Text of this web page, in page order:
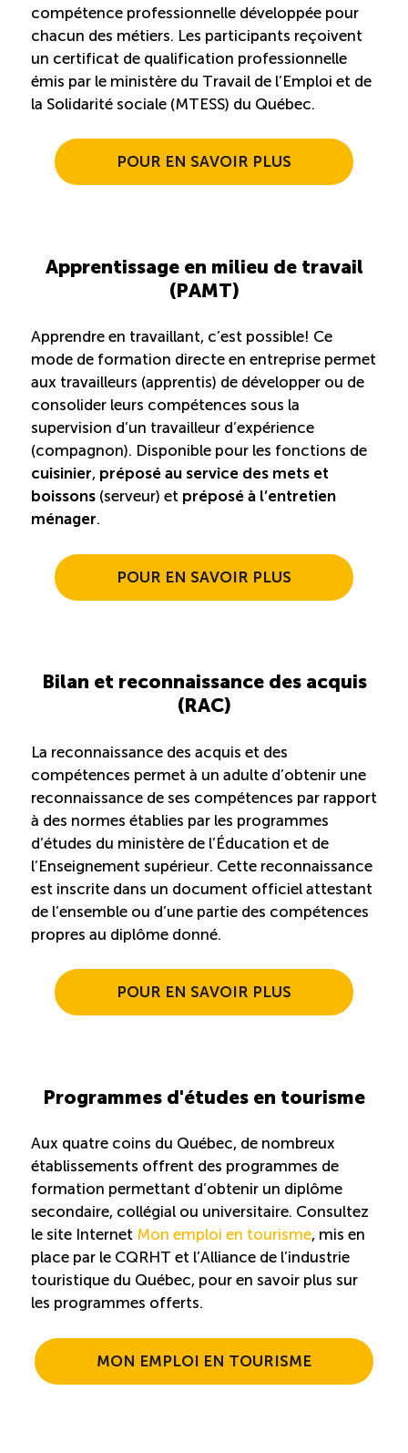
compétence professionnelle développée pour
chacun des métiers. Les participants reçoivent
un certificat de qualification professionnelle
émis par le ministère du Travail de l’Emploi et de
la Solidarité sociale (MTESS) du Québec.
POUR EN SAVOIR PLUS
Apprentissage en milieu de travail
(PAMT)
Apprendre en travaillant, c’est possible! Ce
mode de formation directe en entreprise permet
aux travailleurs (apprentis) de développer ou de
consolider leurs compétences sous la
supervision d’un travailleur d’expérience
(compagnon). Disponible pour les fonctions de
cuisinier, préposé au service des mets et
boissons (serveur) et préposé à l’entretien
ménager.
POUR EN SAVOIR PLUS
Bilan et reconnaissance des acquis
(RAC)
La reconnaissance des acquis et des
compétences permet à un adulte d’obtenir une
reconnaissance de ses compétences par rapport
à des normes établies par les programmes
d’études du ministère de l’Éducation et de
l’Enseignement supérieur. Cette reconnaissance
est inscrite dans un document officiel attestant
de l’ensemble ou d’une partie des compétences
propres au diplôme donné.
POUR EN SAVOIR PLUS
Programmes d'études en tourisme
Aux quatre coins du Québec, de nombreux
établissements offrent des programmes de
formation permettant d’obtenir un diplôme
secondaire, collégial ou universitaire. Consultez
le site Internet Mon emploi en tourisme, mis en
place par le CQRHT et l’Alliance de l’industrie
touristique du Québec, pour en savoir plus sur
les programmes offerts.
MON EMPLOI EN TOURISME